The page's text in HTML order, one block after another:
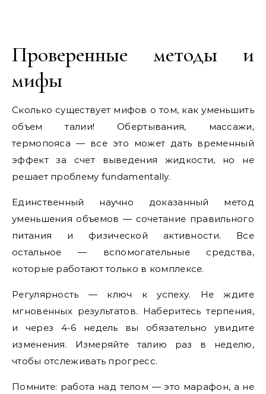
Проверенные методы и
мифы
Сколько существует мифов о том, как уменьшить
объем талии! Обертывания, массажи,
термопояса — все это может дать временный
эффект за счет выведения жидкости, но не
решает проблему fundamentally.
Единственный научно доказанный метод
уменьшения объемов — сочетание правильного
питания и физической активности. Все
остальное — вспомогательные средства,
которые работают только в комплексе.
Регулярность — ключ к успеху. Не ждите
мгновенных результатов. Наберитесь терпения,
и через 4-6 недель вы обязательно увидите
изменения. Измеряйте талию раз в неделю,
чтобы отслеживать прогресс.
Помните: работа над телом — это марафон, а не